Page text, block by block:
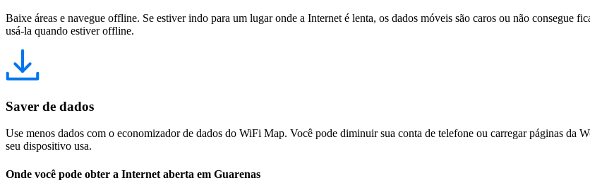
Baixe áreas e navegue offline. Se estiver indo para um lugar onde a Internet é lenta, os dados móveis são caros ou não consegue
usá-la quando estiver offline.
Saver de dados
Use menos dados com o economizador de dados do WiFi Map. Você pode diminuir sua conta de telefone ou carregar páginas da
seu dispositivo usa.
Onde você pode obter a Internet aberta em Guarenas